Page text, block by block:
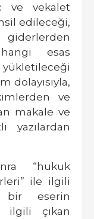
ve vekalet
edileceği,
esas
dolayısıyla,
ve
makale ve
yazılardan
“hukuk
ile ilgili
eserin
ilgili çıkan